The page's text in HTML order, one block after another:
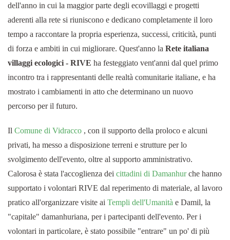
dell'anno in cui la maggior parte degli ecovillaggi e progetti
aderenti alla rete si riuniscono e dedicano completamente il loro
tempo a raccontare la propria esperienza, successi, criticità, punti
di forza e ambiti in cui migliorare. Quest'anno la Rete italiana
villaggi ecologici - RIVE ha festeggiato vent'anni dal quel primo
incontro tra i rappresentanti delle realtà comunitarie italiane, e ha
mostrato i cambiamenti in atto che determinano un nuovo
percorso per il futuro.
Il Comune di Vidracco , con il supporto della proloco e alcuni
privati, ha messo a disposizione terreni e strutture per lo
svolgimento dell'evento, oltre al supporto amministrativo.
Calorosa è stata l'accoglienza dei cittadini di Damanhurche hanno
supportato i volontari RIVE dal reperimento di materiale, al lavoro
pratico all'organizzare visite ai Templi dell'Umanità e Damil, la
"capitale" damanhuriana, per i partecipanti dell'evento. Per i
volontari in particolare, è stato possibile "entrare" un po' di più